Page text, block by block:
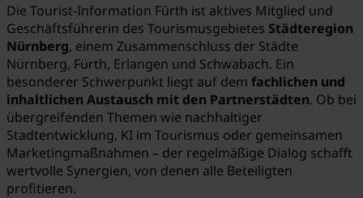
Die Tourist-Information Fürth ist aktives Mitglied und
Geschäftsführerin des Tourismusgebietes Städteregion
Nürnberg, einem Zusammenschluss der Städte
Nürnberg, Fürth, Erlangen und Schwabach. Ein
besonderer Schwerpunkt liegt auf dem fachlichen und
inhaltlichen Austausch mit den Partnerstädten. Ob bei
übergreifenden Themen wie nachhaltiger
Stadtentwicklung, KI im Tourismus oder gemeinsamen
Marketingmaßnahmen – der regelmäßige Dialog schafft
wertvolle Synergien, von denen alle Beteiligten
profitieren.